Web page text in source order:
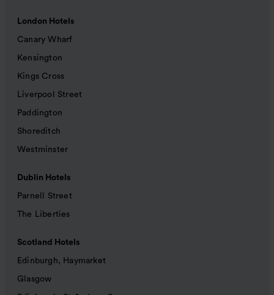
London Hotels
Canary Wharf
Kensington
Kings Cross
Liverpool Street
Paddington
Shoreditch
Westminster
Dublin Hotels
Parnell Street
The Liberties
Scotland Hotels
Edinburgh, Haymarket
Glasgow